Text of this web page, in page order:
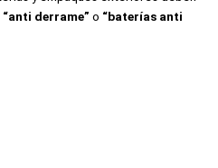
“anti derrame” o “baterías anti